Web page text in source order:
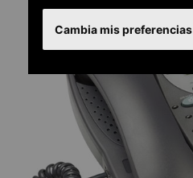
Cambia mis preferencias